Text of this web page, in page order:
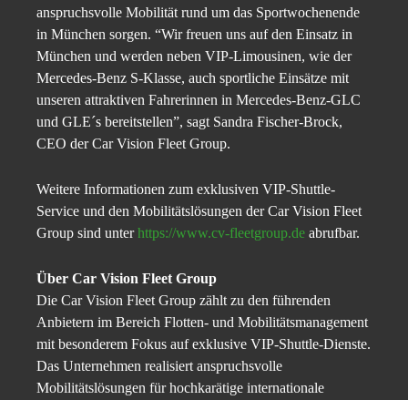
anspruchsvolle Mobilität rund um das Sportwochenende
in München sorgen. “Wir freuen uns auf den Einsatz in
München und werden neben VIP-Limousinen, wie der
Mercedes-Benz S-Klasse, auch sportliche Einsätze mit
unseren attraktiven Fahrerinnen in Mercedes-Benz-GLC
und GLE´s bereitstellen”, sagt Sandra Fischer-Brock,
CEO der Car Vision Fleet Group.
Weitere Informationen zum exklusiven VIP-Shuttle-
Service und den Mobilitätslösungen der Car Vision Fleet
Group sind unterhttps://www.cv-fleetgroup.de abrufbar.
Über Car Vision Fleet Group
Die Car Vision Fleet Group zählt zu den führenden
Anbietern im Bereich Flotten- und Mobilitätsmanagement
mit besonderem Fokus auf exklusive VIP-Shuttle-Dienste.
Das Unternehmen realisiert anspruchsvolle
Mobilitätslösungen für hochkarätige internationale